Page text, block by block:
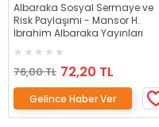
Albaraka Sosyal Sermaye ve
Risk Paylaşımı - Mansor H.
İbrahim Albaraka Yayınları
76,00 TL 72,20 TL
Gelince Haber Ver